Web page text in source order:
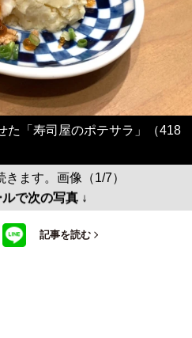
た「寿司屋のポテサラ」（418
きます。画像（1/7）
で次の写真 ↓
記事を読む